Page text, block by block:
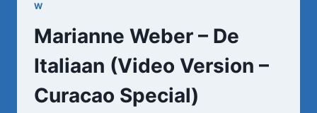
W
Marianne Weber – De
Italiaan (Video Version –
Curacao Special)